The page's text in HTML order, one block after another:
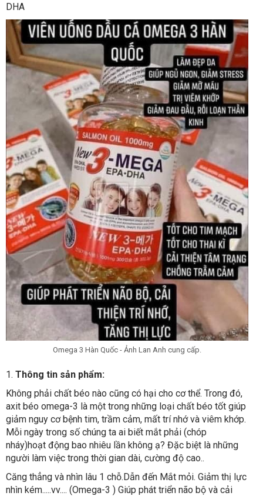
DHA
Omega 3 Hàn Quốc - Ảnh Lan Anh cung cấp.
1. Thông tin sản phẩm:
Không phải chất béo nào cũng có hại cho cơ thể. Trong đó,
axit béo omega-3 là một trong những loại chất béo tốt giúp
giảm nguy cơ bệnh tim, trầm cảm, mất trí nhớ và viêm khớp.
Mỗi ngày trong số chúng ta ai biết mắt phải (chóp
nháy)hoạt động bao nhiêu lần không ạ? Đặc biệt là những
người làm việc trong thời gian dài, cường độ cao..
Căng thẳng và nhìn lâu 1 chỗ.Dẫn đến Mắt mỏi. Giảm thị lực
nhìn kém.....vv.... (Omega-3 ) Giúp phát triển não bộ và cải